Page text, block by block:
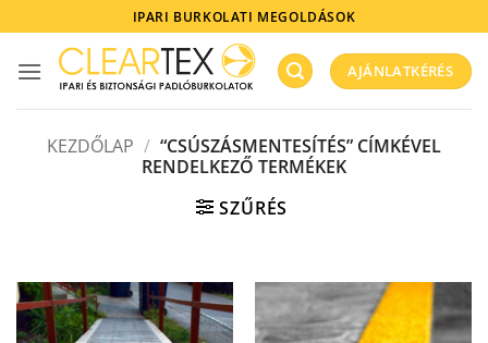
to
content
IPARI BURKOLATI MEGOLDÁSOK
AJÁNLATKÉRÉS
KEZDŐLAP / “CSÚSZÁSMENTESÍTÉS” CÍMKÉVEL
RENDELKEZŐ TERMÉKEK
SZŰRÉS